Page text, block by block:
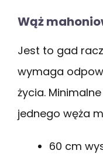
Wąż
Jest to gad
wymaga
życia.
jednego węża
60 cm